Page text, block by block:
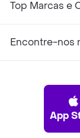
Top Marcas e
Encontre-nos
App